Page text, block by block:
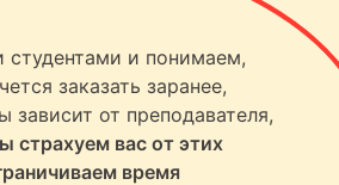
и понимаем,
заказать заранее,
зависит от преподавателя,
страхуем вас от этих
время